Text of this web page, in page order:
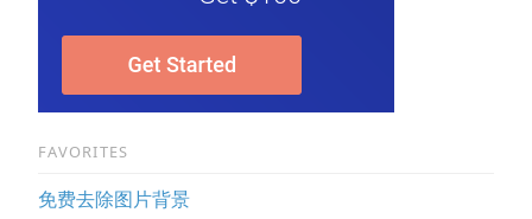
FAVORITES
免费去除图片背景